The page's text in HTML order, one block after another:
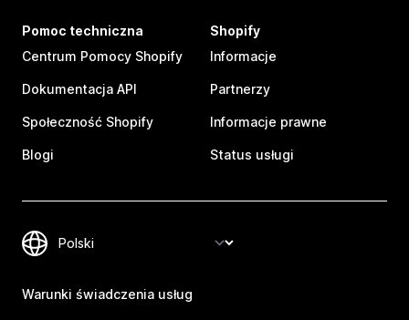
Pomoc techniczna
Centrum Pomocy Shopify
Dokumentacja API
Społeczność Shopify
Blogi
Shopify
Informacje
Partnerzy
Informacje prawne
Status usługi
Warunki świadczenia usług